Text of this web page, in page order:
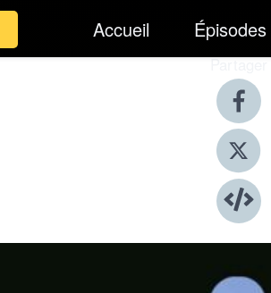
Accueil Épisodes
Partager